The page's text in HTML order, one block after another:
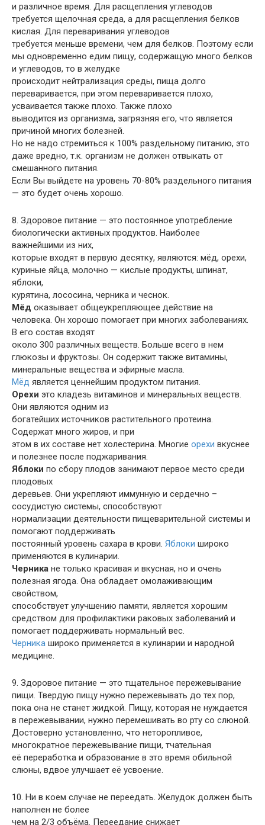
и различное время. Для расщепления углеводов
требуется щелочная среда, а для расщепления белков
кислая. Для переваривания углеводов
требуется меньше времени, чем для белков. Поэтому если
мы одновременно едим пищу, содержащую много белков
и углеводов, то в желудке
происходит нейтрализация среды, пища долго
переваривается, при этом переваривается плохо,
усваивается также плохо. Также плохо
выводится из организма, загрязняя его, что является
причиной многих болезней.
Но не надо стремиться к 100% раздельному питанию, это
даже вредно, т.к. организм не должен отвыкать от
смешанного питания.
Если Вы выйдете на уровень 70-80% раздельного питания
— это будет очень хорошо.
8. Здоровое питание — это постоянное употребление
биологически активных продуктов. Наиболее
важнейшими из них,
которые входят в первую десятку, являются: мёд, орехи,
куриные яйца, молочно — кислые продукты, шпинат,
яблоки,
курятина, лососина, черника и чеснок.
Мёд оказывает общеукрепляющее действие на
человека. Он хорошо помогает при многих заболеваниях.
В его состав входят
около 300 различных веществ. Больше всего в нем
глюкозы и фруктозы. Он содержит также витамины,
минеральные вещества и эфирные масла.
Мёд является ценнейшим продуктом питания.
Орехи это кладезь витаминов и минеральных веществ.
Они являются одним из
богатейших источников растительного протеина.
Содержат много жиров, и при
этом в их составе нет холестерина. Многие орехи вкуснее
и полезнее после поджаривания.
Яблоки по сбору плодов занимают первое место среди
плодовых
деревьев. Они укрепляют иммунную и сердечно –
сосудистую системы, способствуют
нормализации деятельности пищеварительной системы и
помогают поддерживать
постоянный уровень сахара в крови. Яблоки широко
применяются в кулинарии.
Черника не только красивая и вкусная, но и очень
полезная ягода. Она обладает омолаживающим
свойством,
способствует улучшению памяти, является хорошим
средством для профилактики раковых заболеваний и
помогает поддерживать нормальный вес.
Черника широко применяется в кулинарии и народной
медицине.
9. Здоровое питание — это тщательное пережевывание
пищи. Твердую пищу нужно пережевывать до тех пор,
пока она не станет жидкой. Пищу, которая не нуждается
в пережевывании, нужно перемешивать во рту со слюной.
Достоверно установленно, что неторопливое,
многократное пережевывание пищи, тчательная
её переработка и образование в это время обильной
слюны, вдвое улучшает её усвоение.
10. Ни в коем случае не переедать. Желудок должен быть
наполнен не более
чем на 2/3 объёма. Переедание снижает